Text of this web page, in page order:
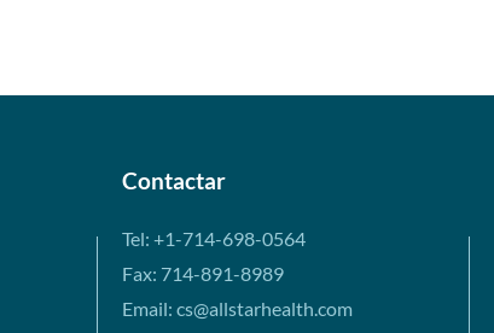
Contactar
Tel: +1-714-698-0564
Fax: 714-891-8989
Email: cs@allstarhealth.com